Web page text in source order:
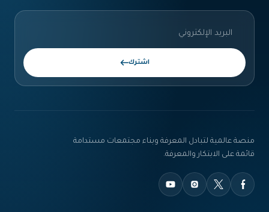
اشترك
منصة عالمية لتبادل المعرفة وبناء مجتمعات مستدامة
قائمة على الابتكار والمعرفة.